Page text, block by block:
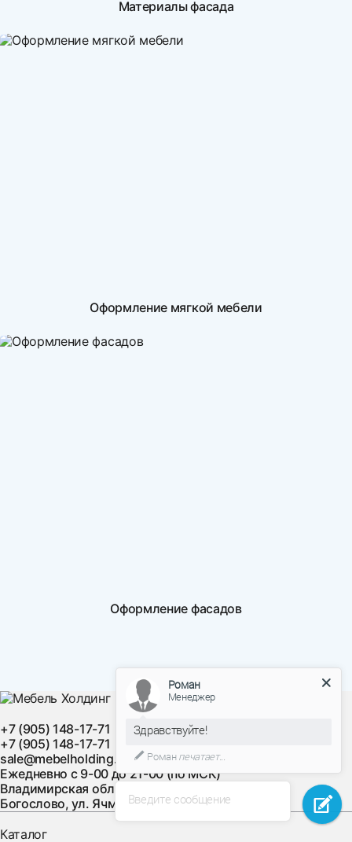
Материалы фасада
Оформление мягкой мебели
Оформление фасадов
+7 (905) 148-17-71
+7 (905) 148-17-71
sale@mebelholding.ru
Ежедневно с 9-00 до 21-00 (по МСК)
Владимирская область, Суздальский район, с.
Богослово, ул. Ячменная, д. 10
Каталог
Введите сообщение
Роман
Менеджер
Здравствуйте!
Романпечатает...